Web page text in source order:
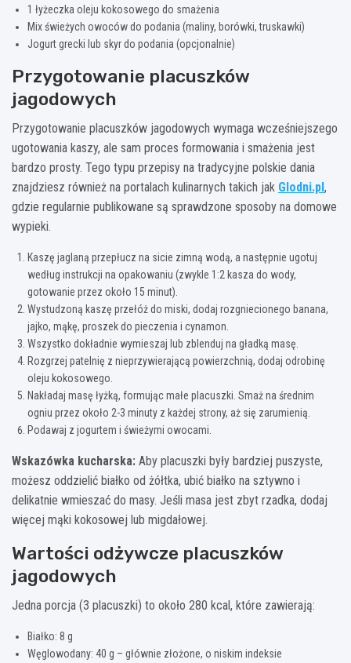
1 łyżeczka oleju kokosowego do smażenia
Mix świeżych owoców do podania (maliny, borówki, truskawki)
Jogurt grecki lub skyr do podania (opcjonalnie)
Przygotowanie placuszków
jagodowych
Przygotowanie placuszków jagodowych wymaga wcześniejszego
ugotowania kaszy, ale sam proces formowania i smażenia jest
bardzo prosty. Tego typu przepisy na tradycyjne polskie dania
znajdziesz również na portalach kulinarnych takich jak Glodni.pl,
gdzie regularnie publikowane są sprawdzone sposoby na domowe
wypieki.
Kaszę jaglaną przepłucz na sicie zimną wodą, a następnie ugotuj
według instrukcji na opakowaniu (zwykle 1:2 kasza do wody,
gotowanie przez około 15 minut).
Wystudzoną kaszę przełóż do miski, dodaj rozgniecionego banana,
jajko, mąkę, proszek do pieczenia i cynamon.
Wszystko dokładnie wymieszaj lub zblenduj na gładką masę.
Rozgrzej patelnię z nieprzywierającą powierzchnią, dodaj odrobinę
oleju kokosowego.
Nakładaj masę łyżką, formując małe placuszki. Smaż na średnim
ogniu przez około 2-3 minuty z każdej strony, aż się zarumienią.
Podawaj z jogurtem i świeżymi owocami.
Wskazówka kucharska: Aby placuszki były bardziej puszyste,
możesz oddzielić białko od żółtka, ubić białko na sztywno i
delikatnie wmieszać do masy. Jeśli masa jest zbyt rzadka, dodaj
więcej mąki kokosowej lub migdałowej.
Wartości odżywcze placuszków
jagodowych
Jedna porcja (3 placuszki) to około 280 kcal, które zawierają:
Białko: 8 g
Węglowodany: 40 g – głównie złożone, o niskim indeksie